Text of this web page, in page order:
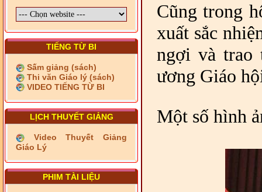
TIẾNG TỪ BI
Sấm giảng (sách)
Thi văn Giáo lý (sách)
VIDEO TIẾNG TỪ BI
LỊCH THUYẾT GIẢNG
Video Thuyết Giảng
Giáo Lý
PHIM TÀI LIỆU
Cũng trong
xuất sắc
ngợi và trao
ương Giáo
Một số hình